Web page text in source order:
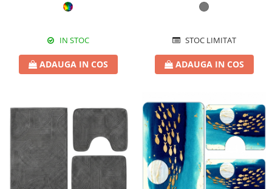
IN STOC
ADAUGA IN COS
STOC LIMITAT
ADAUGA IN COS